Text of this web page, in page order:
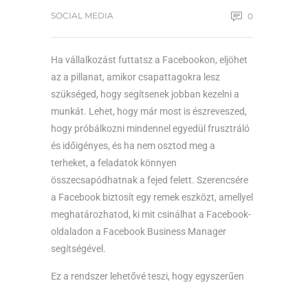
SOCIAL MEDIA 0
Ha vállalkozást futtatsz a Facebookon, eljöhet
az a pillanat, amikor csapattagokra lesz
szükséged, hogy segítsenek jobban kezelni a
munkát. Lehet, hogy már most is észreveszed,
hogy próbálkozni mindennel egyedül frusztráló
és időigényes, és ha nem osztod meg a
terheket, a feladatok könnyen
összecsapódhatnak a fejed felett. Szerencsére
a Facebook biztosít egy remek eszközt, amellyel
meghatározhatod, ki mit csinálhat a Facebook-
oldaladon a Facebook Business Manager
segítségével.
Ez a rendszer lehetővé teszi, hogy egyszerűen